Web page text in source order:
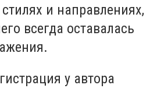
и направлениях,
всегда оставалась
у автора